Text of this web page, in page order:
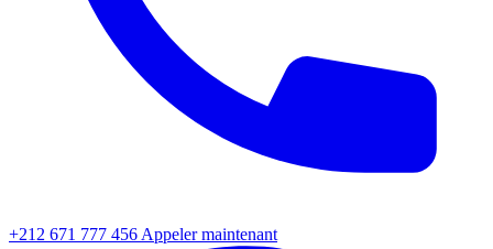
+212 671 777 456 Appeler maintenant